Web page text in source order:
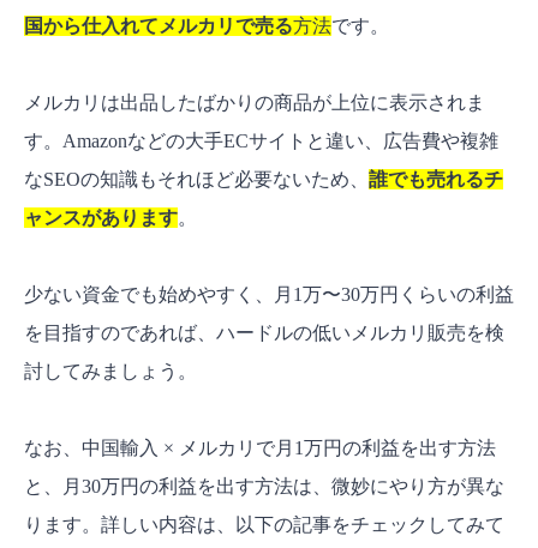
国から仕入れてメルカリで売る方法です。
メルカリは出品したばかりの商品が上位に表示されま
す。Amazonなどの大手ECサイトと違い、広告費や複雑
なSEOの知識もそれほど必要ないため、 誰でも売れるチ
ャンスがあります。
少ない資金でも始めやすく、月1万〜30万円くらいの利益
を目指すのであれば、ハードルの低いメルカリ販売を検
討してみましょう。
なお、中国輸入 × メルカリで月1万円の利益を出す方法
と、月30万円の利益を出す方法は、微妙にやり方が異な
ります。詳しい内容は、以下の記事をチェックしてみて